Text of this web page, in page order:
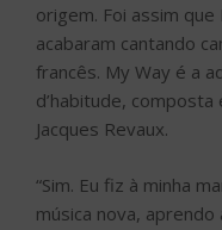
origem. Foi assim que
acabaram cantando
francês. My Way é a
d’habitude,
Jacques Revaux.
“Sim. Eu fiz à minha
música nova,